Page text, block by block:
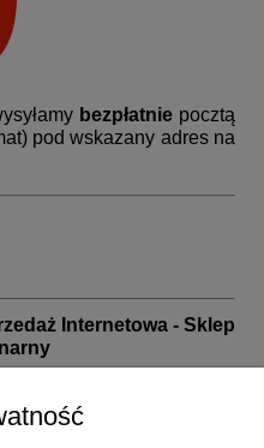
bezpłatniepocztą
pod wskazany adres na
Internetowa - Sklep
Krakowa)